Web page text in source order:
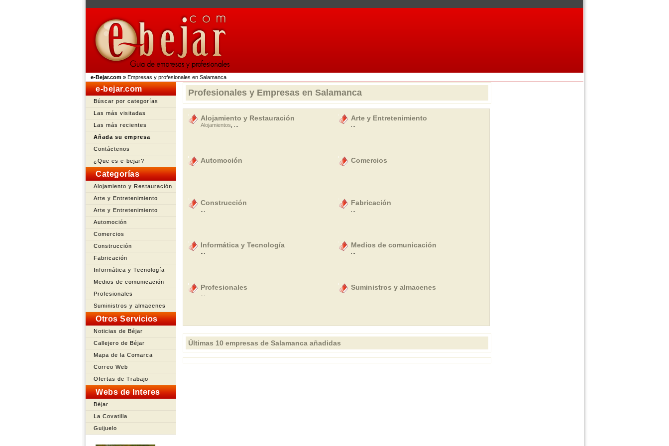
e-Bejar.com » Empresas y profesionales en Salamanca
e-bejar.com
Búscar por categorías
Las más visitadas
Las más recientes
Añada su empresa
Contáctenos
¿Que es e-bejar?
Categorías
Alojamiento y Restauración
Arte y Entretenimiento
Arte y Entretenimiento
Automoción
Comercios
Construcción
Fabricación
Informática y Tecnología
Medios de comunicación
Profesionales
Suministros y almacenes
Otros Servicios
Noticias de Béjar
Callejero de Béjar
Mapa de la Comarca
Correo Web
Ofertas de Trabajo
Webs de Interes
Béjar
La Covatilla
Guijuelo
Profesionales y Empresas en Salamanca
Alojamiento y Restauración
Alojamientos
Arte y Entretenimiento
Automoción Comercios
Construcción Fabricación
Informática y Tecnología Medios de comunicación
Profesionales Suministros y almacenes
Últimas 10 empresas de Salamanca añadidas